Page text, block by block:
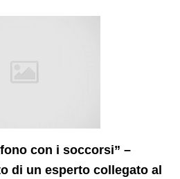
con i soccorsi” –
di un esperto collegato al